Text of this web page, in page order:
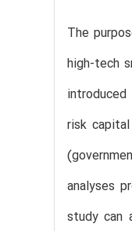
The
high-tech
risk
analyses
study can